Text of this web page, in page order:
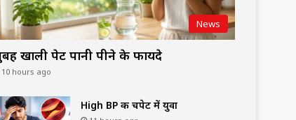
News
खाली पेट पानी पीने के फायदे
10 hours ago
High BP की चपेट में युवा